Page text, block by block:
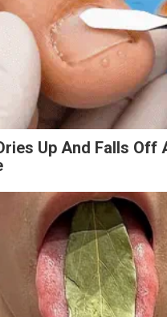
Up And Falls Off